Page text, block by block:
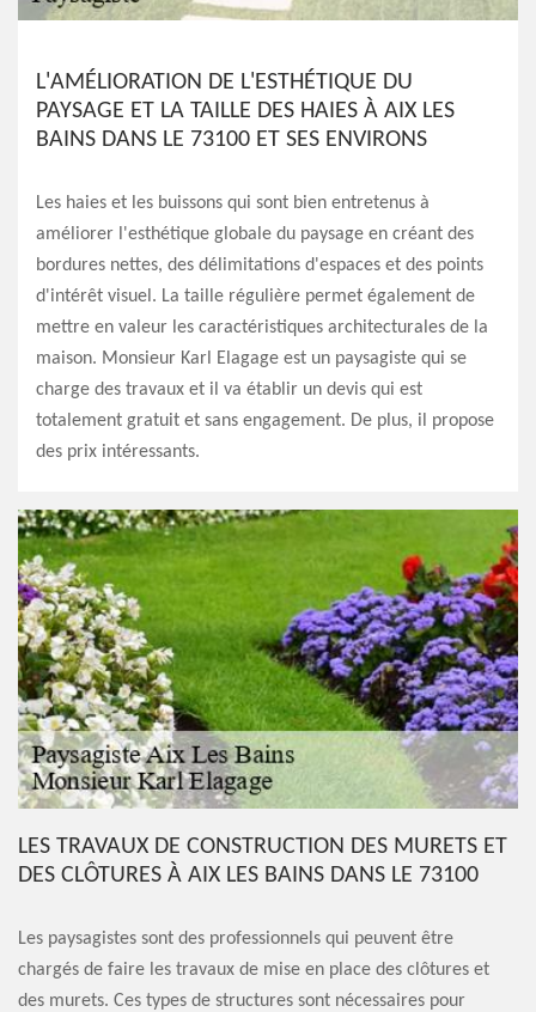
L'AMÉLIORATION DE L'ESTHÉTIQUE DU
PAYSAGE ET LA TAILLE DES HAIES À AIX LES
BAINS DANS LE 73100 ET SES ENVIRONS
Les haies et les buissons qui sont bien entretenus à
améliorer l'esthétique globale du paysage en créant des
bordures nettes, des délimitations d'espaces et des points
d'intérêt visuel. La taille régulière permet également de
mettre en valeur les caractéristiques architecturales de la
maison. Monsieur Karl Elagage est un paysagiste qui se
charge des travaux et il va établir un devis qui est
totalement gratuit et sans engagement. De plus, il propose
des prix intéressants.
LES TRAVAUX DE CONSTRUCTION DES MURETS ET
DES CLÔTURES À AIX LES BAINS DANS LE 73100
Les paysagistes sont des professionnels qui peuvent être
chargés de faire les travaux de mise en place des clôtures et
des murets. Ces types de structures sont nécessaires pour